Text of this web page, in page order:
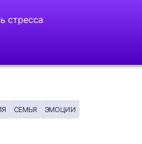
стресса
СЕМЬЯ ЭМОЦИИ